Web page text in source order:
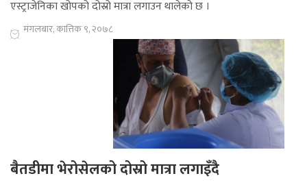
एस्ट्राजेनिका खोपको दोस्रो मात्रा लगाउन थालेको छ ।
मंगलबार, कात्तिक ९, २०७८
बैतडीमा भेरोसेलको दोस्रो मात्रा लगाइँदै